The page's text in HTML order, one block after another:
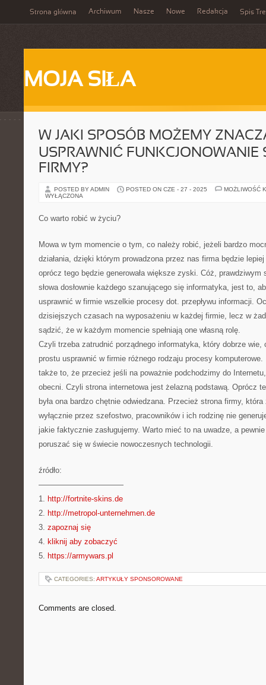
Strona główna Archiwum Nasze Nowe Redakcja Spis
MOJA SIŁA
W JAKI SPOSÓB MOŻEMY
USPRAWNIĆ FUNKCJONOWANIE
FIRMY?
POSTED BY ADMIN POSTED ON CZE - 27 - 2025
MOŻLIWOŚĆ
WYŁĄCZONA
Co warto robić w życiu?
Mowa w tym momencie o tym, co należy robić, jeżeli bardzo
działania, dzięki którym prowadzona przez nas firma będzie
oprócz tego będzie generowała większe zyski. Cóż, prawdziwym
słowa dosłownie każdego szanującego się informatyka, jest to,
usprawnić w firmie wszelkie procesy dot. przepływu informacji.
dzisiejszych czasach na wyposażeniu w każdej firmie, lecz w
sądzić, że w każdym momencie spełniają one własną rolę.
Czyli trzeba zatrudnić porządnego informatyka, który dobrze wie,
prostu usprawnić w firmie różnego rodzaju procesy komputerowe.
także to, że przecież jeśli na poważnie podchodzimy do
obecni. Czyli strona internetowa jest żelazną podstawą. Oprócz
była ona bardzo chętnie odwiedzana. Przecież strona firmy,
wyłącznie przez szefostwo, pracowników i ich rodzinę nie
jakie faktycznie zasługujemy. Warto mieć to na uwadze, a
poruszać się w świecie nowoczesnych technologii.
źródło:
———————————
1. http://fortnite-skins.de
2. http://metropol-unternehmen.de
3. zapoznaj się
4. kliknij aby zobaczyć
5. https://armywars.pl
CATEGORIES: ARTYKUŁY SPONSOROWANE
Comments are closed.